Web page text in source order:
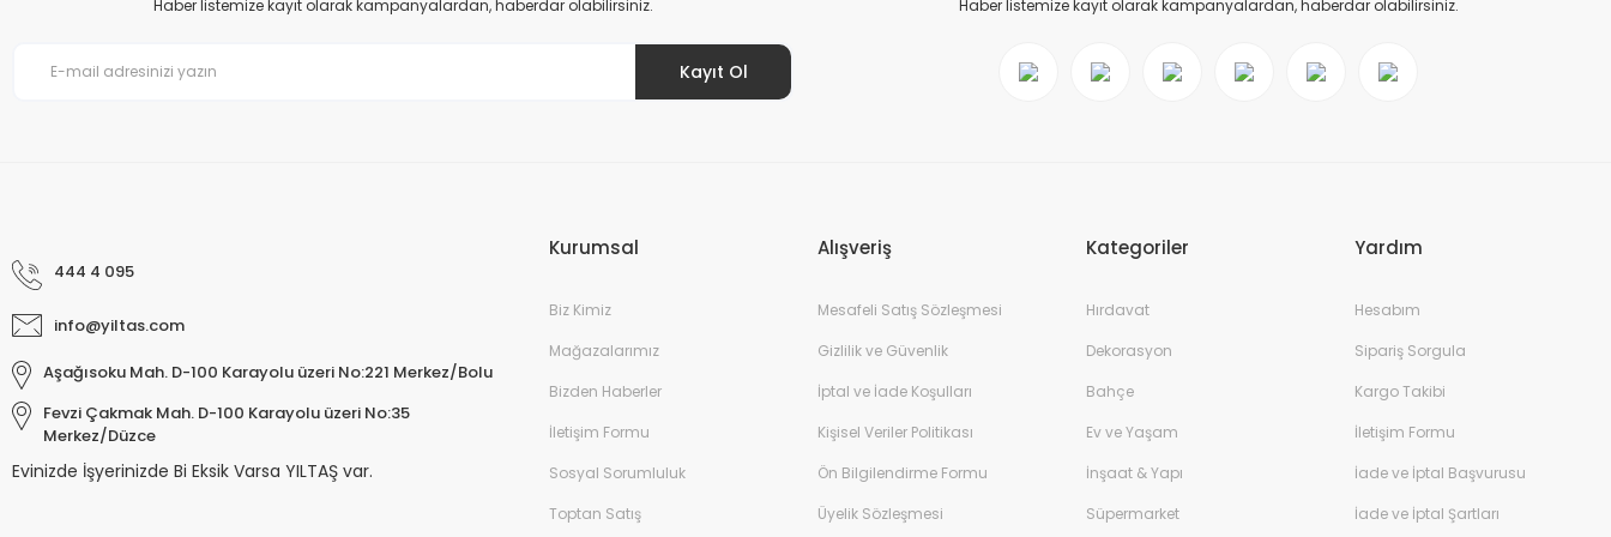
Bu ürüne benzer farklı alternatifler olmalı.
Haber listemize kayıt olarak kampanyalardan, haberdar olabilirsiniz.
Kayıt Ol
Haber listemize kayıt olarak kampanyalardan, haberdar olabilirsiniz.
444 4 095
info@yiltas.com
Aşağısoku Mah. D-100 Karayolu üzeri No:221 Merkez/Bolu
Fevzi Çakmak Mah. D-100 Karayolu üzeri No:35
Merkez/Düzce
Evinizde İşyerinizde Bi Eksik Varsa YILTAŞ var.
Kurumsal
Biz Kimiz
Mağazalarımız
Bizden Haberler
İletişim Formu
Sosyal Sorumluluk
Toptan Satış
Alışveriş
Mesafeli Satış Sözleşmesi
Gizlilik ve Güvenlik
İptal ve İade Koşulları
Kişisel Veriler Politikası
Ön Bilgilendirme Formu
Üyelik Sözleşmesi
Kategoriler
Hırdavat
Dekorasyon
Bahçe
Ev ve Yaşam
İnşaat & Yapı
Süpermarket
Yardım
Hesabım
Sipariş Sorgula
Kargo Takibi
İletişim Formu
İade ve İptal Başvurusu
İade ve İptal Şartları